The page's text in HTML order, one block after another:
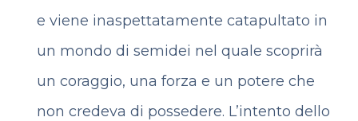
e viene inaspettatamente catapultato in
un mondo di semidei nel quale scoprirà
un coraggio, una forza e un potere che
non credeva di possedere. L’intento dello